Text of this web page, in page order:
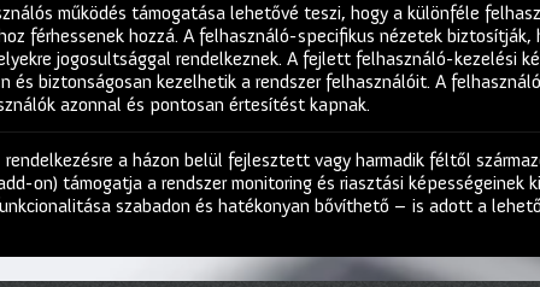
működés támogatása lehetővé teszi, hogy a különféle
férhessenek hozzá. A felhasználó-specifikus nézetek biztosítják,
jogosultsággal rendelkeznek. A fejlett felhasználó-kezelési
és biztonságosan kezelhetik a rendszer felhasználóit. A
azonnal és pontosan értesítést kapnak.
a házon belül fejlesztett vagy harmadik féltől
on) támogatja a rendszer monitoring és riasztási képességeinek
szabadon és hatékonyan bővíthető – is adott a